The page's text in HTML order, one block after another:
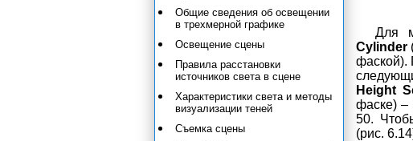
Для
Cylinder
фаской).
Height
фаске)
50.
(рис.
Общие сведения об освещении
в трехмерной графике
Освещение сцены
Правила расстановки
источников света в сцене
Характеристики света и методы
визуализации теней
Съемка сцены